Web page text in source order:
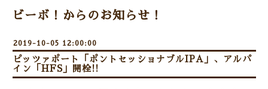
ビーボ！からのお知らせ！
2019-10-05 12:00:00
ピッツァポート「ポントセッショナブルIPA」、アルパ
イン「HFS」開栓!!